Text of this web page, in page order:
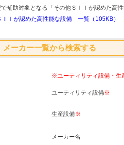
補助対象となる「その他ＳＩＩが認めた高
ＩＩが認めた高性能な設備 一覧（105KB）
メーカー一覧から検索する
※ユーティリティ設備・生
ユーティリティ設備※
生産設備※
メーカー名